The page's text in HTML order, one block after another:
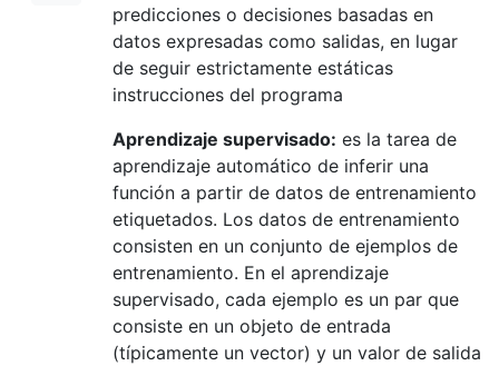
predicciones o decisiones basadas en
datos expresadas como salidas, en lugar
de seguir estrictamente estáticas
instrucciones del programa
Aprendizaje supervisado: es la tarea de
aprendizaje automático de inferir una
función a partir de datos de entrenamiento
etiquetados. Los datos de entrenamiento
consisten en un conjunto de ejemplos de
entrenamiento. En el aprendizaje
supervisado, cada ejemplo es un par que
consiste en un objeto de entrada
(típicamente un vector) y un valor de salida